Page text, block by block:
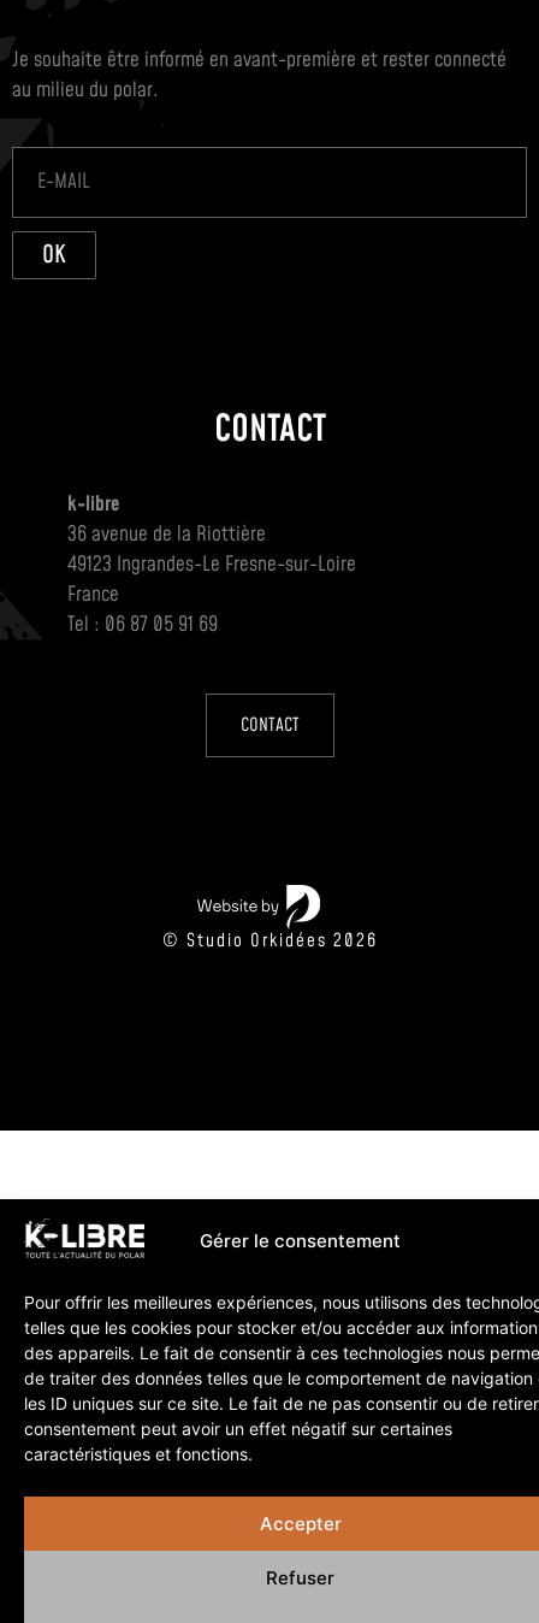
Gérer le consentement
Pour offrir les meilleures expériences, nous utilisons des
telles que les cookies pour stocker et/ou accéder aux
des appareils. Le fait de consentir à ces technologies nous
de traiter des données telles que le comportement de navigation
les ID uniques sur ce site. Le fait de ne pas consentir ou de
consentement peut avoir un effet négatif sur certaines
caractéristiques et fonctions.
Accepter
Refuser
Je souhaite être informé en avant-première et rester connecté
au milieu du polar.
OK
CONTACT
k-libre
36 avenue de la Riottière
49123 Ingrandes-Le Fresne-sur-Loire
France
Tel : 06 87 05 91 69
CONTACT
© Studio Orkidées 2026